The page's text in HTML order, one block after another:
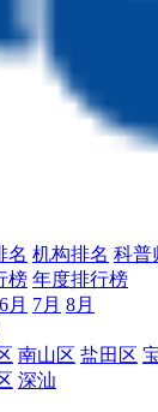
名 机构排名 科普
榜 年度排行榜
6月 7月 8月
南山区 盐田区
深汕